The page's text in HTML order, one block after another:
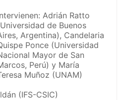
Adrián Ratto
de Buenos
Argentina), Candelaria
Ponce (Universidad
Mayor de San
Perú) y María
Muñoz (UNAM)
(IFS-CSIC)